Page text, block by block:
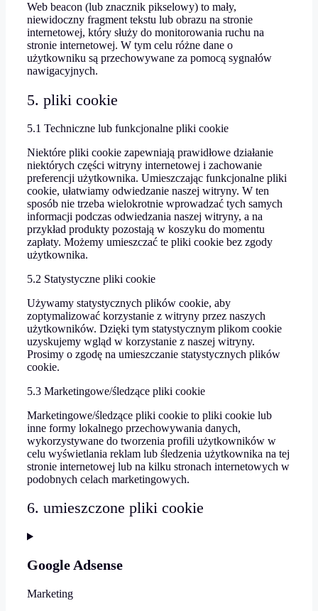
Web beacon (lub znacznik pikselowy) to mały,
niewidoczny fragment tekstu lub obrazu na stronie
internetowej, który służy do monitorowania ruchu na
stronie internetowej. W tym celu różne dane o
użytkowniku są przechowywane za pomocą sygnałów
nawigacyjnych.
5. pliki cookie
5.1 Techniczne lub funkcjonalne pliki cookie
Niektóre pliki cookie zapewniają prawidłowe działanie
niektórych części witryny internetowej i zachowanie
preferencji użytkownika. Umieszczając funkcjonalne pliki
cookie, ułatwiamy odwiedzanie naszej witryny. W ten
sposób nie trzeba wielokrotnie wprowadzać tych samych
informacji podczas odwiedzania naszej witryny, a na
przykład produkty pozostają w koszyku do momentu
zapłaty. Możemy umieszczać te pliki cookie bez zgody
użytkownika.
5.2 Statystyczne pliki cookie
Używamy statystycznych plików cookie, aby
zoptymalizować korzystanie z witryny przez naszych
użytkowników. Dzięki tym statystycznym plikom cookie
uzyskujemy wgląd w korzystanie z naszej witryny.
Prosimy o zgodę na umieszczanie statystycznych plików
cookie.
5.3 Marketingowe/śledzące pliki cookie
Marketingowe/śledzące pliki cookie to pliki cookie lub
inne formy lokalnego przechowywania danych,
wykorzystywane do tworzenia profili użytkowników w
celu wyświetlania reklam lub śledzenia użytkownika na tej
stronie internetowej lub na kilku stronach internetowych w
podobnych celach marketingowych.
6. umieszczone pliki cookie
Google Adsense
Marketing